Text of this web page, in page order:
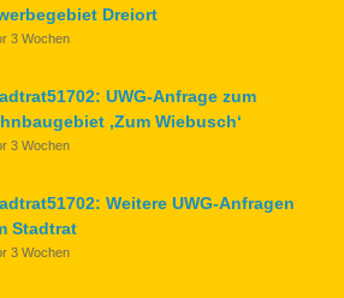
Dreiort
3 Wochen
UWG-Anfrage zum
‚Zum Wiebusch‘
3 Wochen
Weitere UWG-Anfragen
Stadtrat
3 Wochen